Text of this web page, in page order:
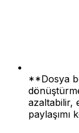
**Dosya
azaltabilir,
paylaşımı